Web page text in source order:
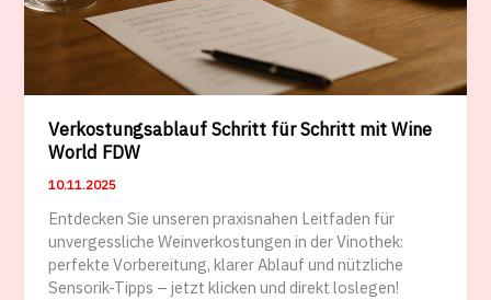
Verkostungsablauf Schritt für Schritt mit Wine
World FDW
10.11.2025
Entdecken Sie unseren praxisnahen Leitfaden für
unvergessliche Weinverkostungen in der Vinothek:
perfekte Vorbereitung, klarer Ablauf und nützliche
Sensorik-Tipps – jetzt klicken und direkt loslegen!